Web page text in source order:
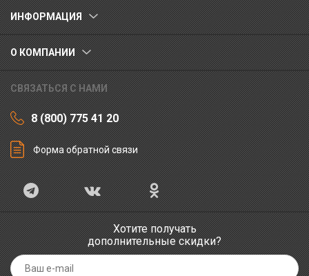
ИНФОРМАЦИЯ
О КОМПАНИИ
СВЯЗАТЬСЯ С НАМИ
8 (800) 775 41 20
Форма обратной связи
Хотите получать
дополнительные скидки?